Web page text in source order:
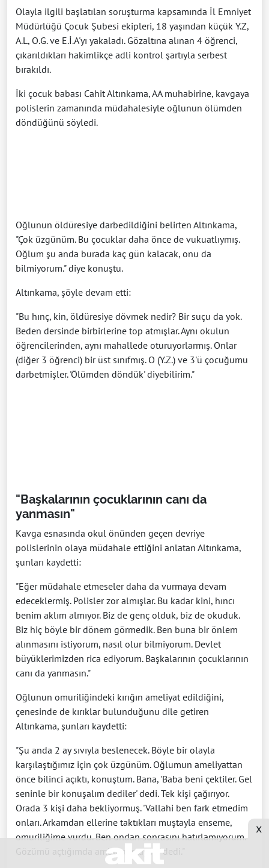
Olayla ilgili başlatılan soruşturma kapsamında İl Emniyet
Müdürlüğü Çocuk Şubesi ekipleri, 18 yaşından küçük Y.Z,
A.L, O.G. ve E.İ.A'yı yakaladı. Gözaltına alınan 4 öğrenci,
çıkarıldıkları hakimlikçe adli kontrol şartıyla serbest
bırakıldı.
İki çocuk babası Cahit Altınkama, AA muhabirine, kavgaya
polislerin zamanında müdahalesiyle oğlunun ölümden
döndüğünü söyledi.
Oğlunun öldüresiye darbedildiğini belirten Altınkama,
"Çok üzgünüm. Bu çocuklar daha önce de vukuatlıymış.
Oğlum şu anda burada kaç gün kalacak, onu da
bilmiyorum." diye konuştu.
Altınkama, şöyle devam etti:
"Bu hınç, kin, öldüresiye dövmek nedir? Bir suçu da yok.
Beden dersinde birbirlerine top atmışlar. Aynı okulun
öğrencilerinden, aynı mahallede oturuyorlarmış. Onlar
(diğer 3 öğrenci) bir üst sınıfmış. O (Y.Z.) ve 3'ü çocuğumu
darbetmişler. 'Ölümden döndük' diyebilirim."
"Başkalarının çocuklarının canı da
yanmasın"
Kavga esnasında okul önünden geçen devriye
polislerinin olaya müdahale ettiğini anlatan Altınkama,
şunları kaydetti:
"Eğer müdahale etmeseler daha da vurmaya devam
edeceklermiş. Polisler zor almışlar. Bu kadar kini, hıncı
benim aklım almıyor. Biz de genç olduk, biz de okuduk.
Biz hiç böyle bir dönem görmedik. Ben buna bir önlem
alınmasını istiyorum, nasıl olur bilmiyorum. Devlet
büyüklerimizden rica ediyorum. Başkalarının çocuklarının
canı da yanmasın."
Oğlunun omuriliğindeki kırığın ameliyat edildiğini,
çenesinde de kırıklar bulunduğunu dile getiren
Altınkama, şunları kaydetti:
"Şu anda 2 ay sıvıyla beslenecek. Böyle bir olayla
karşılaştığımız için çok üzgünüm. Oğlumun ameliyattan
önce bilinci açıktı, konuştum. Bana, 'Baba beni çektiler. Gel
seninle bir konuşalım dediler' dedi. Tek kişi çağırıyor.
Orada 3 kişi daha bekliyormuş. 'Vallahi ben fark etmedim
onları. Arkamdan ellerine taktıkları muştayla enseme,
omuriliğime vurdu. Ben ondan sonrasını hatırlamıyorum.
Gözümü açtığımda ambulanstayım.' dedi."
x